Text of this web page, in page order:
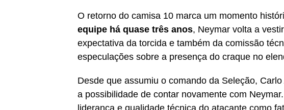
O retorno do camisa 10 marca um momento
equipe há quase três anos, Neymar volta a
expectativa da torcida e também da comissão
especulações sobre a presença do craque no
Desde que assumiu o comando da Seleção,
a possibilidade de contar novamente com
liderança e qualidade técnica do atacante como